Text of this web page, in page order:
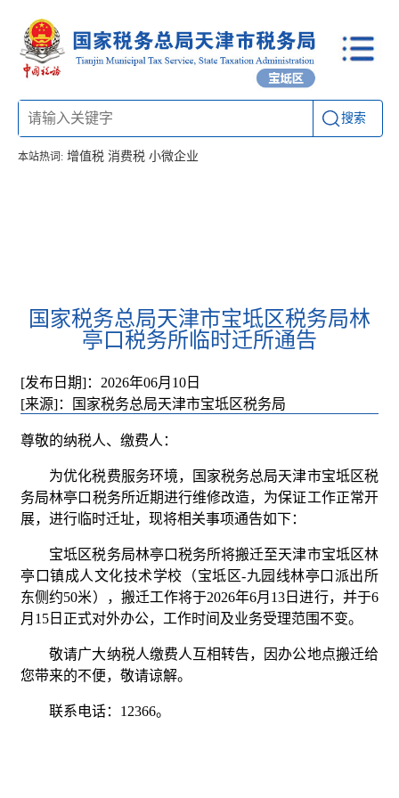
搜索
本站热词: 增值税 消费税 小微企业
国家税务总局天津市宝坻区税务局林
亭口税务所临时迁所通告
[发布日期]：2026年06月10日
[来源]：国家税务总局天津市宝坻区税务局
尊敬的纳税人、缴费人：
为优化税费服务环境，国家税务总局天津市宝坻区税
务局林亭口税务所近期进行维修改造，为保证工作正常开
展，进行临时迁址，现将相关事项通告如下：
宝坻区税务局林亭口税务所将搬迁至天津市宝坻区林
亭口镇成人文化技术学校（宝坻区-九园线林亭口派出所
东侧约50米），搬迁工作将于2026年6月 13 日进行，并于6
月 15 日正式对外办公，工作时间及业务受理范围不变。
敬请广大纳税人缴费人互相转告，因办公地点搬迁给
您带来的不便，敬请谅解。
联系电话： 12366。